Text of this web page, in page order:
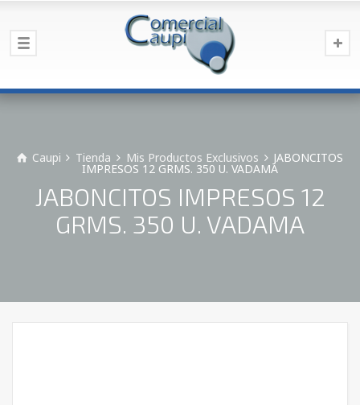
Caupi Tienda Mis Productos Exclusivos JABONCITOS
IMPRESOS 12 GRMS. 350 U. VADAMA
JABONCITOS IMPRESOS 12
GRMS. 350 U. VADAMA